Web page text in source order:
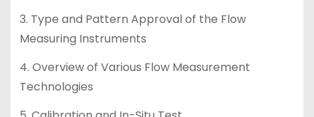
3. Type and Pattern Approval of the Flow
Measuring Instruments
4. Overview of Various Flow Measurement
Technologies